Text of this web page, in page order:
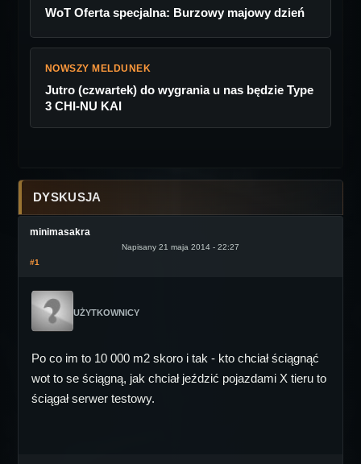
WoT Oferta specjalna: Burzowy majowy dzień
NOWSZY MELDUNEK
Jutro (czwartek) do wygrania u nas będzie Type
3 CHI-NU KAI
DYSKUSJA
minimasakra
Napisany 21 maja 2014 - 22:27
#1
UŻYTKOWNICY
Po co im to 10 000 m2 skoro i tak - kto chciał ściągnąć
wot to se ściągną, jak chciał jeździć pojazdami X tieru to
ściągał serwer testowy.